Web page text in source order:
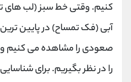
کنیم. وقتی خط سبز (لب های
آبی (فک تمساح) در پایین ترین
صعودی را مشاهده می کنیم
را در نظر بگیریم. برای